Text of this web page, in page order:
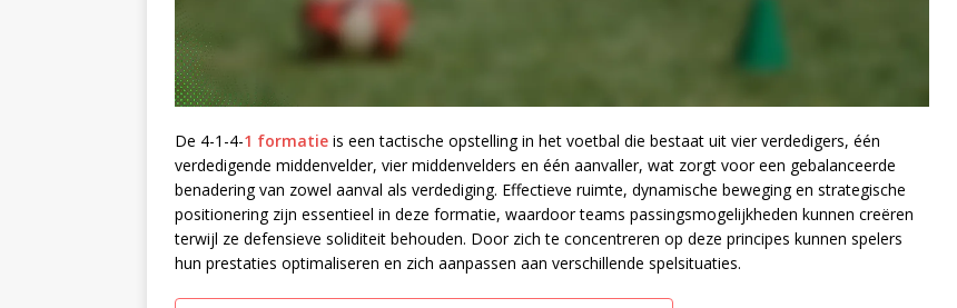
De 4-1-4-1 formatie is een tactische opstelling in het voetbal die bestaat uit vier verdedigers, één
verdedigende middenvelder, vier middenvelders en één aanvaller, wat zorgt voor een gebalanceerde
benadering van zowel aanval als verdediging. Effectieve ruimte, dynamische beweging en strategische
positionering zijn essentieel in deze formatie, waardoor teams passingsmogelijkheden kunnen creëren
terwijl ze defensieve soliditeit behouden. Door zich te concentreren op deze principes kunnen spelers
hun prestaties optimaliseren en zich aanpassen aan verschillende spelsituaties.